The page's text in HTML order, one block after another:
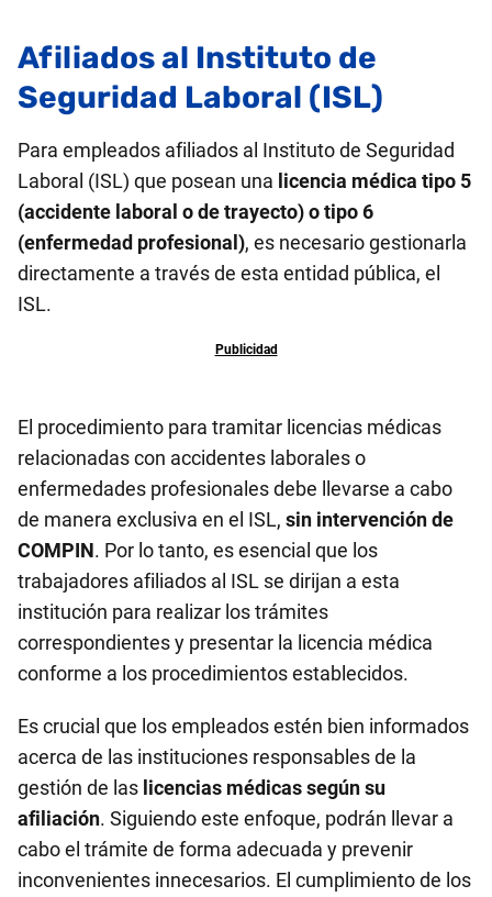
Afiliados al Instituto de
Seguridad Laboral (ISL)
Para empleados afiliados al Instituto de Seguridad
Laboral (ISL) que posean una licencia médica tipo 5
(accidente laboral o de trayecto) o tipo 6
(enfermedad profesional), es necesario gestionarla
directamente a través de esta entidad pública, el
ISL.
El procedimiento para tramitar licencias médicas
relacionadas con accidentes laborales o
enfermedades profesionales debe llevarse a cabo
de manera exclusiva en el ISL, sin intervención de
COMPIN. Por lo tanto, es esencial que los
trabajadores afiliados al ISL se dirijan a esta
institución para realizar los trámites
correspondientes y presentar la licencia médica
conforme a los procedimientos establecidos.
Es crucial que los empleados estén bien informados
acerca de las instituciones responsables de la
gestión de las licencias médicas según su
afiliación. Siguiendo este enfoque, podrán llevar a
cabo el trámite de forma adecuada y prevenir
inconvenientes innecesarios. El cumplimiento de los